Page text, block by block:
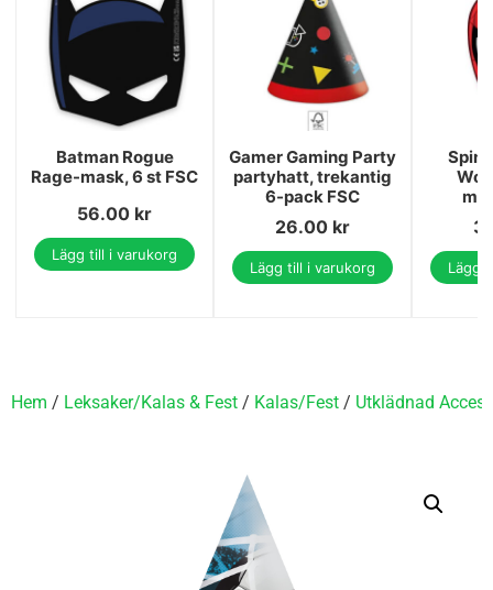
Batman Rogue
Rage-mask, 6 st FSC
56.00 kr
Lägg till i varukorg
Gamer Gaming Party
partyhatt, trekantig
6-pack FSC
26.00 kr
Lägg till i varukorg Lägg
Hem / Leksaker/Kalas & Fest / Kalas/Fest / Utklädnad